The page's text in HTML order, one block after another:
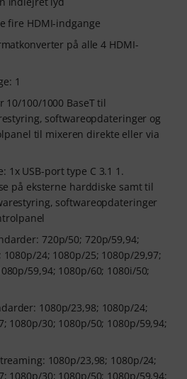
fire HDMI-indgange
på alle 4 HDMI-
1
100/1000 BaseT til
softwareopdateringer og
til mixeren direkte eller via
USB-port type C 3.1 1.
på eksterne harddiske samt til
softwareopdateringer
720p/50; 720p/59,94;
24; 1080p/25; 1080p/29,97;
59,94; 1080p/60; 1080i/50;
1080p/23,98; 1080p/24;
1080p/30; 1080p/50; 1080p/59,94;
1080p/23,98; 1080p/24;
1080p/30; 1080p/50; 1080p/59,94;